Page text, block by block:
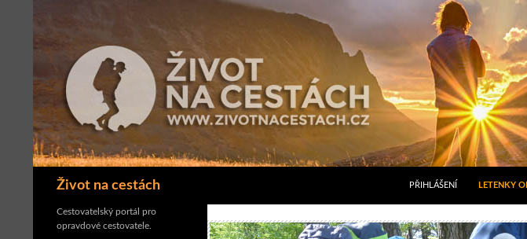
Život na cestách
Hledat
PŘIHLÁŠENÍ LETENKY
Cestovatelský portál pro
opravdové cestovatele.